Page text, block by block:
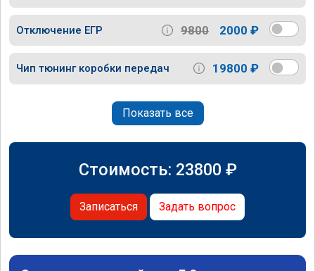
Отключение ЕГР 9800 2000 ₽
Чип тюнинг коробки передач 19800 ₽
Показать все
Стоимость: 23800 ₽
Записаться Задать вопрос